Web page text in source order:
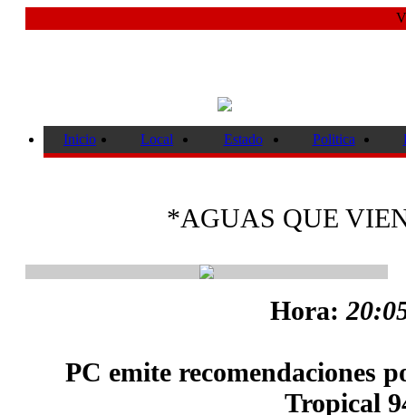
Inicio Local Estado Politica
*AGUAS QUE
Hora:
PC emite recomendaciones
Tropical